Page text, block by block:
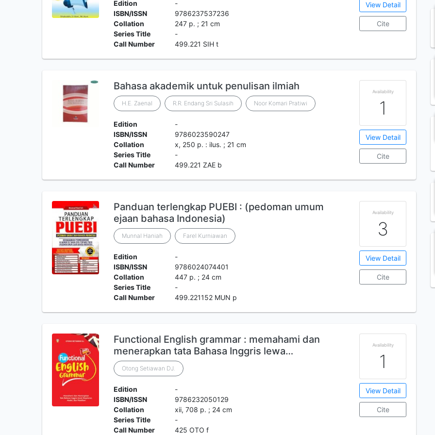
Edition
-
ISBN/ISSN
9786237537236
Collation
247 p. ; 21 cm
Series Title
-
Call Number
499.221 SIH t
View Detail
Cite
Bahasa akademik untuk penulisan ilmiah
H.E. Zaenal R.R. Endang Sri Sulasih Noor Komari Pratiwi
Edition
-
ISBN/ISSN
9786023590247
Collation
x, 250 p. : ilus. ; 21 cm
Series Title
-
Call Number
499.221 ZAE b
Availability
1
View Detail
Cite
Panduan terlengkap PUEBI : (pedoman umum
ejaan bahasa Indonesia)
Munnal Haniah Farel Kurniawan
Edition
-
ISBN/ISSN
9786024074401
Collation
447 p. ; 24 cm
Series Title
-
Call Number
499.221152 MUN p
Availability
3
View Detail
Cite
Functional English grammar : memahami dan
menerapkan tata Bahasa Inggris lewa…
Otong Setiawan DJ.
Edition
-
ISBN/ISSN
9786232050129
Collation
xii, 708 p. ; 24 cm
Series Title
-
Call Number
425 OTO f
Availability
1
View Detail
Cite